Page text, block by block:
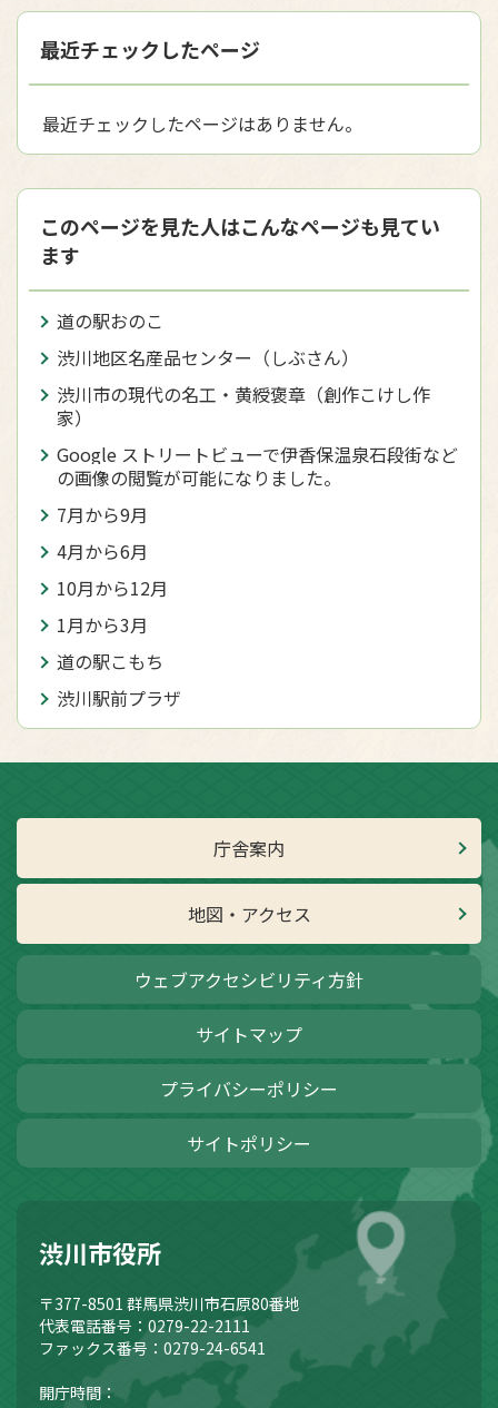
最近チェックしたページ
最近チェックしたページはありません。
このページを見た人はこんなページも見てい
ます
道の駅おのこ
渋川地区名産品センター（しぶさん）
渋川市の現代の名工・黄綬褒章（創作こけし作
家）
Google ストリートビューで伊香保温泉石段街など
の画像の閲覧が可能になりました。
7月から9月
4月から6月
10月から12月
1月から3月
道の駅こもち
渋川駅前プラザ
庁舎案内
地図・アクセス
ウェブアクセシビリティ方針
サイトマップ
プライバシーポリシー
サイトポリシー
渋川市役所
〒377-8501 群馬県渋川市石原80番地
代表電話番号：0279-22-2111
ファックス番号：0279-24-6541
開庁時間：